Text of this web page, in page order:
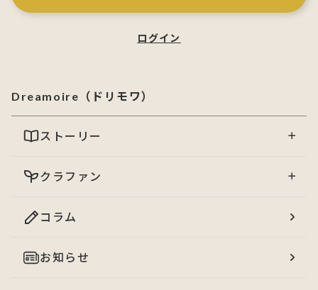
ログイン
Dreamoire（ドリモワ）
ストーリー
クラファン
コラム
お知らせ